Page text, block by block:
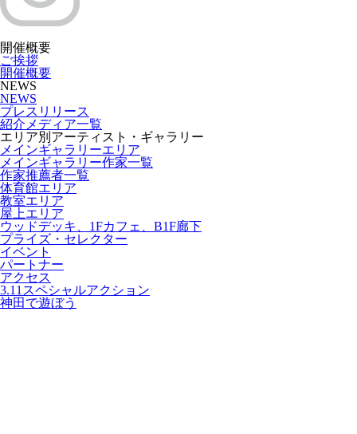
開催概要
ご挨拶
開催概要
NEWS
NEWS
プレスリリース
紹介メディア一覧
エリア別アーティスト・ギャラリー
メインギャラリーエリア
メインギャラリー作家一覧
作家推薦者一覧
体育館エリア
教室エリア
屋上エリア
ウッドデッキ、1Fカフェ、B1F廊下
プライズ・セレクター
イベント
パートナー
アクセス
3.11スペシャルアクション
神田で遊ぼう